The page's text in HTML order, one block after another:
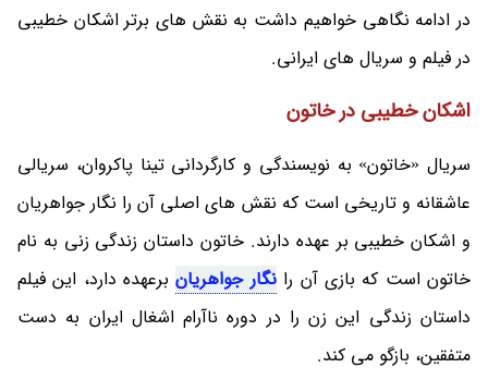
در ادامه نگاهی خواهیم داشت به نقش های برتر اشکان خطیبی
در فیلم و سریال های ایرانی.
اشکان خطیبی در خاتون
سریال «خاتون» به نویسندگی و کارگردانی تینا پاکروان، سریالی
عاشقانه و تاریخی است که نقش های اصلی آن را نگار جواهریان
و اشکان خطیبی بر عهده دارند. خاتون داستان زندگی زنی به نام
خاتون است که بازی آن رانگار جواهریانبرعهده دارد، این فیلم
داستان زندگی این زن را در دوره ناآرام اشغال ایران به دست
متفقین، بازگو می کند.